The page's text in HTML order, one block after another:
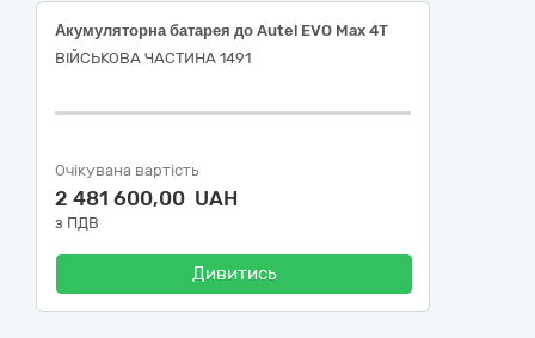
Акумуляторна батарея до Autel EVO Max 4T
ВІЙСЬКОВА ЧАСТИНА 1491
Очікувана вартість
2 481 600,00 UAH
з ПДВ
Дивитись